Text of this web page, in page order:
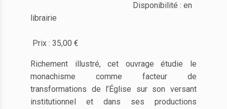
Disponibilité : en
librairie
Prix : 35,00 €
Richement illustré, cet ouvrage étudie le
monachisme comme facteur de
transformations de l’Église sur son versant
institutionnel et dans ses productions